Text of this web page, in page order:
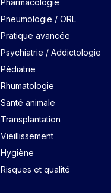
Pneumologie / ORL
Pratique avancée
Psychiatrie / Addictologie
Pédiatrie
Rhumatologie
Santé animale
Transplantation
Vieillissement
Hygiène
Risques et qualité